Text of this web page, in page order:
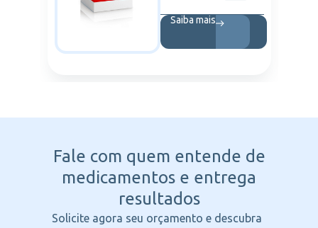
Saiba mais
Fale com quem entende de
medicamentos e entrega
resultados
Solicite agora seu orçamento e descubra